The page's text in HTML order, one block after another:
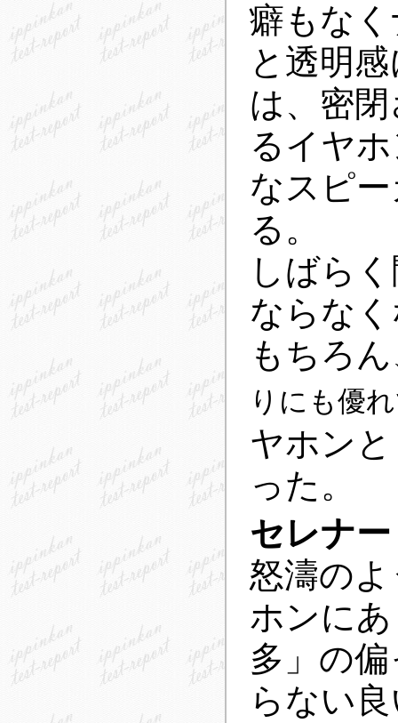
癖もな
と透明
は、密
るイヤ
なスピ
る。
しばら
ならな
もちろ
りにも優
ヤホン
った。
セレナ
怒濤の
ホンに
多」の
らない